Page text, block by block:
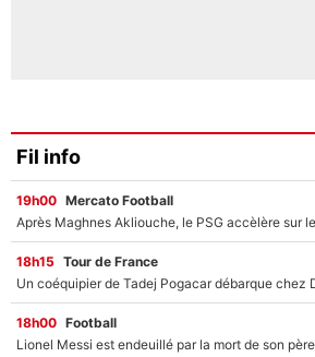
Fil info
19h00 Mercato Football
18h15 Tour de France
18h00 Football